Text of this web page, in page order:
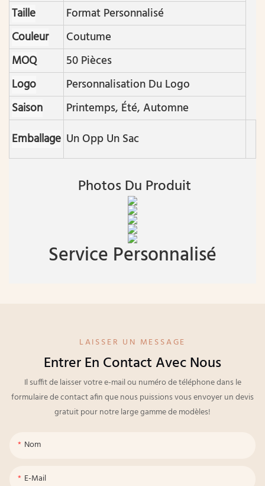
Taille
Format Personnalisé
Couleur
Coutume
MOQ
50 Pièces
Logo
Personnalisation Du Logo
Saison
Printemps, Été, Automne
Emballage Un Opp Un Sac
Photos Du Produit
Service Personnalisé
LAISSER UN MESSAGE
Entrer En Contact Avec Nous
Il suffit de laisser votre e-mail ou numéro de téléphone dans le
formulaire de contact afin que nous puissions vous envoyer un devis
gratuit pour notre large gamme de modèles!
Nom
E-Mail